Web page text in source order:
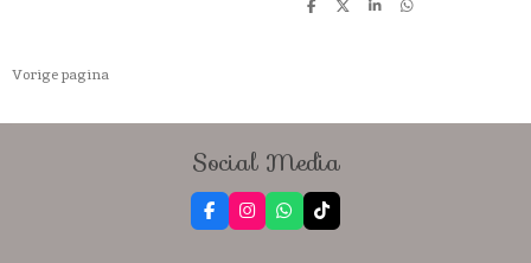
D
D
S
D
Vorige pagina
Social Media
F
a
I
n
W
h
T
i